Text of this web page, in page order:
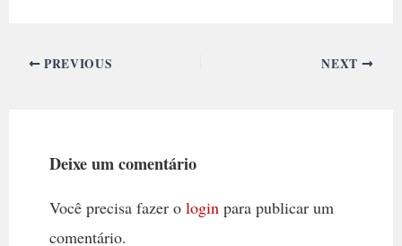
PREVIOUS NEXT
Deixe um comentário
Você precisa fazer o loginpara publicar um
comentário.